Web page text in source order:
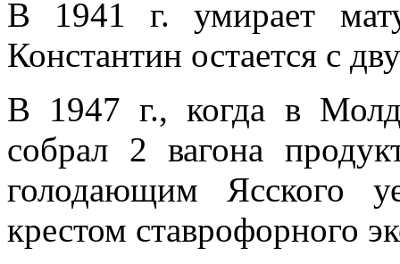
В 1941 г. умирает
Константин остается с
В 1947 г., когда в
собрал 2 вагона
голодающим Ясского
крестом ставрофорного